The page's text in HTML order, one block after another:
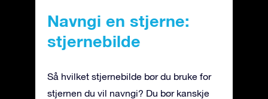
Navngi en stjerne:
stjernebilde
Så hvilket stjernebilde bør du bruke for
stjernen du vil navngi? Du bør kanskje